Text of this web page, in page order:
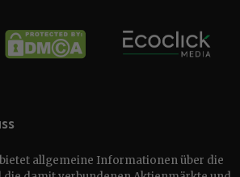
allgemeine Informationen über die